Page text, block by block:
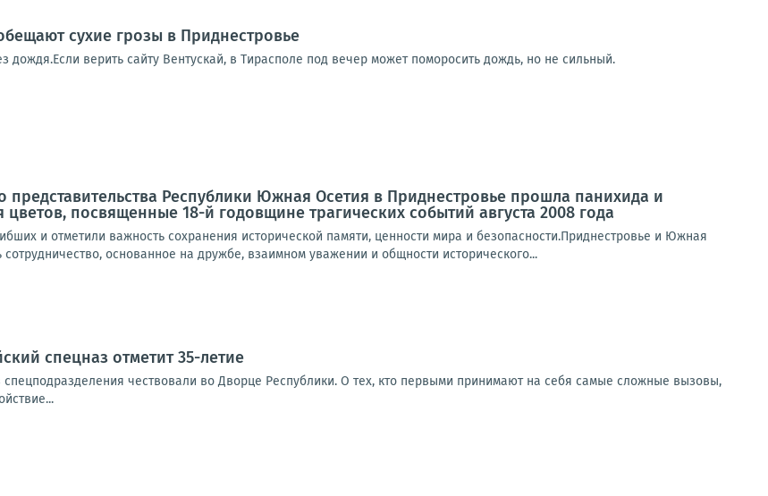
сухие грозы в Приднестровье
дождя.Если верить сайту Вентускай, в Тирасполе под вечер может поморосить дождь, но не сильный.
Республики Южная Осетия в Приднестровье прошла панихида и
посвященные 18-й годовщине трагических событий августа 2008 года
и отметили важность сохранения исторической памяти, ценности мира и безопасности.Приднестровье и Южная
основанное на дружбе, взаимном уважении и общности исторического...
спецназ отметит 35-летие
спецподразделения чествовали во Дворце Республики. О тех, кто первыми принимают на себя самые сложные вызовы,